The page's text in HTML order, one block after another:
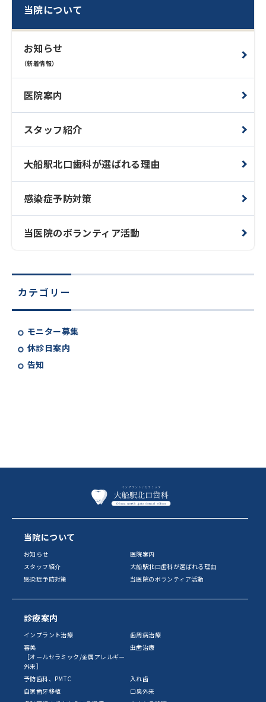
当院について
お知らせ
（新着情報）
医院案内
スタッフ紹介
大船駅北口歯科が選ばれる理由
感染症予防対策
当医院のボランティア活動
カテゴリー
モニター募集
休診日案内
告知
当院について
お知らせ
医院案内
スタッフ紹介
大船駅北口歯科が選ばれる理由
感染症予防対策
当医院のボランティア活動
診療案内
インプラント治療
歯周病治療
審美
［オールセラミック/金属アレルギー
外来］
虫歯治療
予防歯科、PMTC
入れ歯
自家歯牙移植
口臭外来